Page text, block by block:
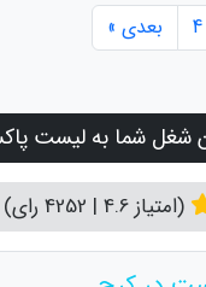
4 بعدی »
شغل شما به لیست
(امتیاز 4.6 | 4252 رای)